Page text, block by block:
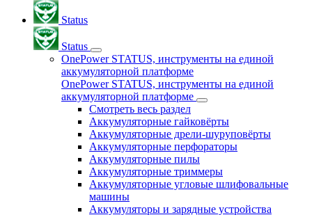
Status
Status
OnePower STATUS, инструменты на единой
аккумуляторной платформе
OnePower STATUS, инструменты на единой
аккумуляторной платформе
Смотреть весь раздел
Аккумуляторные гайковёрты
Аккумуляторные дрели-шуруповёрты
Аккумуляторные перфораторы
Аккумуляторные пилы
Аккумуляторные триммеры
Аккумуляторные угловые шлифовальные
машины
Аккумуляторы и зарядные устройства